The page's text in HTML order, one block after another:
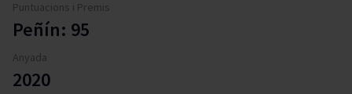
Puntuacions i Premis
Peñín: 95
Anyada
2020